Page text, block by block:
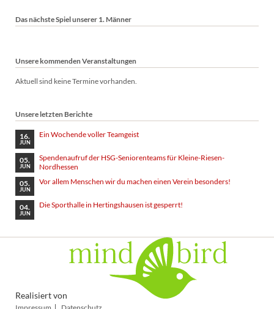
Das nächste Spiel unserer 1. Männer
Unsere kommenden Veranstaltungen
Aktuell sind keine Termine vorhanden.
Unsere letzten Berichte
16.
JUN
Ein Wochende voller Teamgeist
05.
JUN
Spendenaufruf der HSG-Seniorenteams für Kleine-Riesen-
Nordhessen
05.
JUN
Vor allem Menschen wir du machen einen Verein besonders!
04.
JUN
Die Sporthalle in Hertingshausen ist gesperrt!
Realisiert von
Navigation